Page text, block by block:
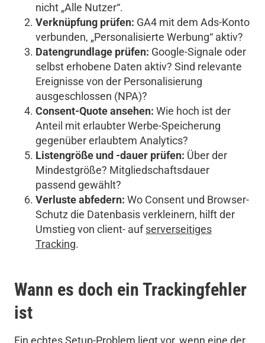
nicht „Alle Nutzer“.
Verknüpfung prüfen: GA4 mit dem Ads-Konto
verbunden, „Personalisierte Werbung“ aktiv?
Datengrundlage prüfen: Google-Signale oder
selbst erhobene Daten aktiv? Sind relevante
Ereignisse von der Personalisierung
ausgeschlossen (NPA)?
Consent-Quote ansehen: Wie hoch ist der
Anteil mit erlaubter Werbe-Speicherung
gegenüber erlaubtem Analytics?
Listengröße und -dauer prüfen: Über der
Mindestgröße? Mitgliedschaftsdauer
passend gewählt?
Verluste abfedern: Wo Consent und Browser-
Schutz die Datenbasis verkleinern, hilft der
Umstieg von client- aufserverseitiges
Tracking.
Wann es doch ein Trackingfehler
ist